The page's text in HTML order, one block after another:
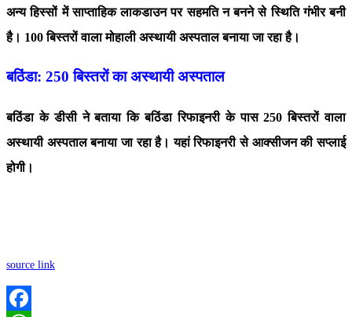
अन्य हिस्सों में साप्ताहिक लाकडाउन पर सहमति न बनने से स्थिति गंभीर बनी
है। 100 बिस्तरों वाला मोहाली अस्थायी अस्पताल बनाया जा रहा है।
बठिंडा: 250 बिस्तरों का अस्थायी अस्पताल
बठिंडा के डीसी ने बताया कि बठिंडा रिफाइनरी के पास 250 बिस्तरों वाला
अस्थायी अस्पताल बनाया जा रहा है। यहां रिफाइनरी से आक्सीजन की सप्लाई
होगी।
source link